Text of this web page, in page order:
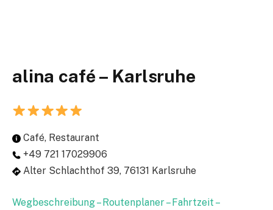
alina café – Karlsruhe
Café, Restaurant
+49 721 17029906
Alter Schlachthof 39, 76131 Karlsruhe
Wegbeschreibung – Routenplaner – Fahrtzeit –